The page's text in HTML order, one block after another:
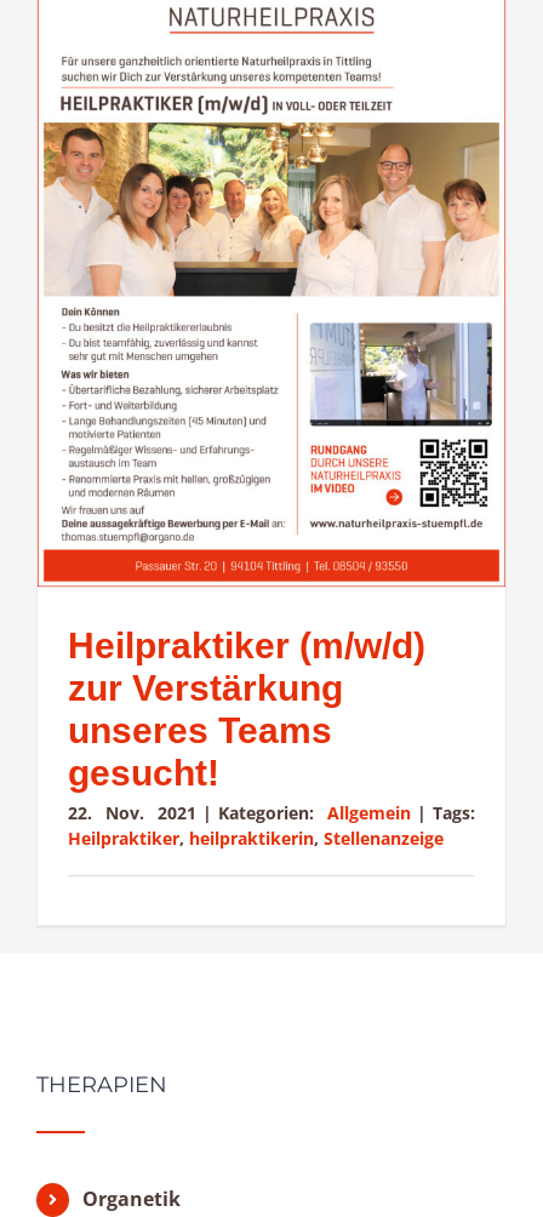
Heilpraktiker (m/w/d)
zur Verstärkung
unseres Teams
gesucht!
22. Nov. 2021 | Kategorien: Allgemein | Tags:
Heilpraktiker, heilpraktikerin, Stellenanzeige
THERAPIEN
Organetik